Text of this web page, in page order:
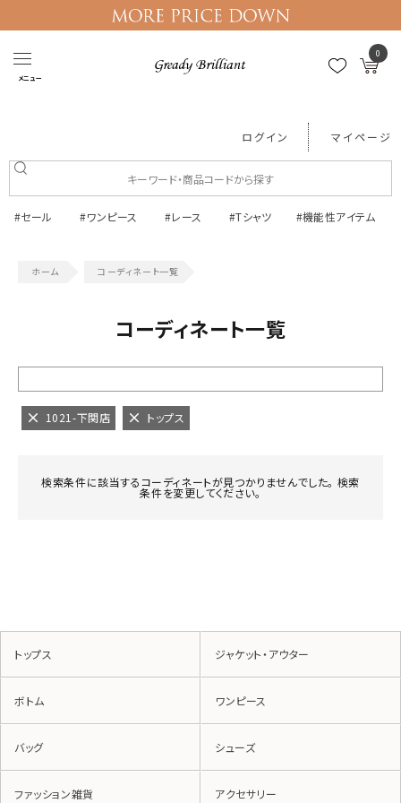
メニュー
0
ログイン マイページ
#セール #ワンピース #レース #Tシャツ #機能性アイテム
コーディネート一覧
コーディネート一覧
1021-下関店 トップス
検索条件に該当するコーディネートが見つかりませんでした。 検索
条件を変更してください。
トップス ジャケット・アウター
ボトム ワンピース
バッグ シューズ
ファッション雑貨 アクセサリー